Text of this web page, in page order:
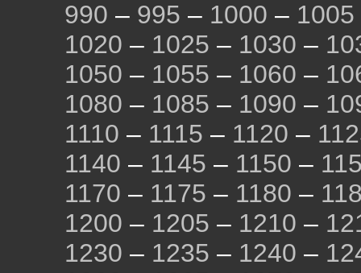
990 – 995 – 1000 – 1005
1020 – 1025 – 1030 –
1050 – 1055 – 1060 –
1080 – 1085 – 1090 –
1110 – 1115 – 1120 –
1140 – 1145 – 1150 –
1170 – 1175 – 1180 –
1200 – 1205 – 1210 –
1230 – 1235 – 1240 –